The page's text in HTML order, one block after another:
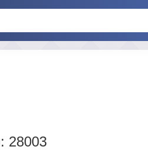
28003